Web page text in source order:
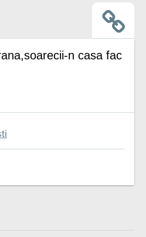
n casa fac